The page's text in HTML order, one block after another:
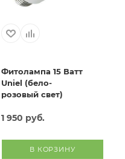
Фитолампа 15 Ватт
Uniel (бело-
розовый свет)
1 950 руб.
В КОРЗИНУ